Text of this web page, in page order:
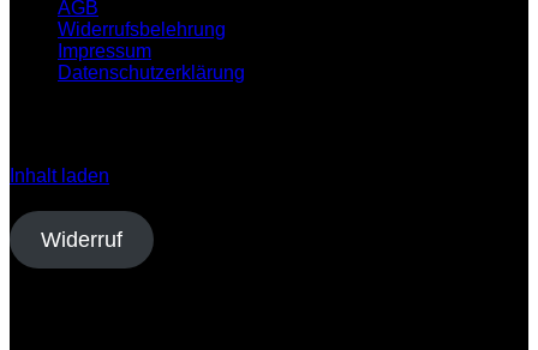
AGB
Widerrufsbelehrung
Impressum
Datenschutzerklärung
Inhalt laden
Vertrag widerrufen
Widerruf